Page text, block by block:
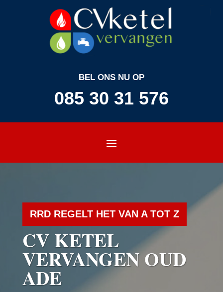
BEL ONS NU OP
085 30 31 576
RRD REGELT HET VAN A TOT Z
CV KETEL
VERVANGEN OUD
ADE